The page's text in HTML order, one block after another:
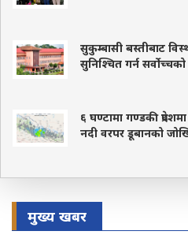
सुकुम्बासी बस्तीबाट
सुनिश्चित गर्न
६ घण्टामा गण्डकी
नदी वरपर डूबानको
मुख्य खबर